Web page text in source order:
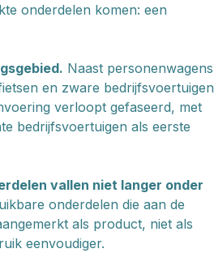
onderdelen komen: een
Naast personenwagens
en zware bedrijfsvoertuigen
verloopt gefaseerd, met
bedrijfsvoertuigen als eerste
vallen niet langer onder
onderdelen die aan de
als product, niet als
eenvoudiger.